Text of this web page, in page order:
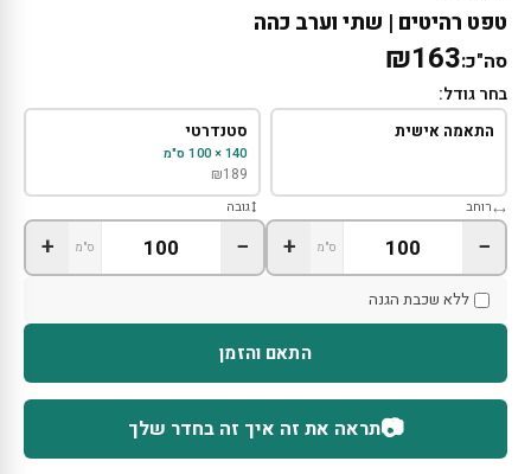
טפט רהיטים | שתי וערב כהה
סה"כ:₪163
בחר גודל:
התאמה אישית סטנדרטי
140 × 100 ס"מ
₪189
רוחב
− ס"מ +
גובה
− ס"מ +
ללא שכבת הגנה
התאם והזמן
📷תראה את זה איך זה בחדר שלך